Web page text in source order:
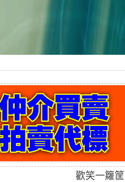
歡笑一籮筐